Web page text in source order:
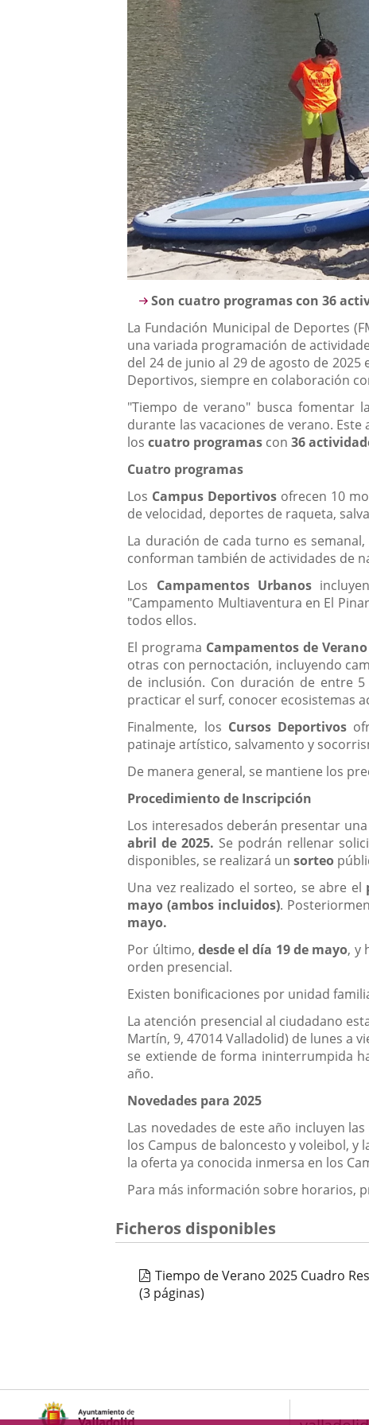
Descripción
Son cuatro programas con 36
La Fundación Municipal de Deportes
una variada programación de
del 24 de junio al 29 de agosto de
Deportivos, siempre en colaboración
"Tiempo de verano" busca fomentar
durante las vacaciones de verano.
los cuatro programas con36
Cuatro programas
Los Campus Deportivos ofrecen 10
de velocidad, deportes de raqueta,
La duración de cada turno es
conforman también de actividades de
Los Campamentos Urbanos
"Campamento Multiaventura en El
todos ellos.
El programa Campamentos de Verano
otras con pernoctación, incluyendo
de inclusión. Con duración de entre
practicar el surf, conocer ecosistemas
Finalmente, los Cursos Deportivos
patinaje artístico, salvamento y
De manera general, se mantiene los
Procedimiento de Inscripción
Los interesados deberán presentar
abril de 2025. Se podrán rellenar
disponibles, se realizará unsorteo
Una vez realizado el sorteo, se abre el
mayo (ambos incluidos).
mayo.
Por último, desde el día 19 de mayo, y
orden presencial.
Existen bonificaciones por unidad
La atención presencial al ciudadano
Martín, 9, 47014 Valladolid) de lunes a
se extiende de forma ininterrumpida
año.
Novedades para 2025
Las novedades de este año incluyen
los Campus de baloncesto y voleibol, y
la oferta ya conocida inmersa en los
Para más información sobre horarios,
Ficheros disponibles
Tiempo de Verano 2025 Cuadro
(3 páginas)